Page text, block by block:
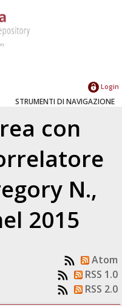
Login
STRUMENTI DI NAVIGAZIONE
con
N.,
2015
Atom
RSS 1.0
RSS 2.0